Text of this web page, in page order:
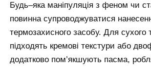
Будь–яка маніпуляція з феном чи
повинна супроводжуватися
термозахисного засобу. Для сухого
підходять кремові текстури або
додатково пом’якшують пасма,